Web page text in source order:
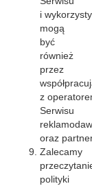
i
mogą
być
również
przez
z
Serwisu
oraz
Zalecamy
polityki